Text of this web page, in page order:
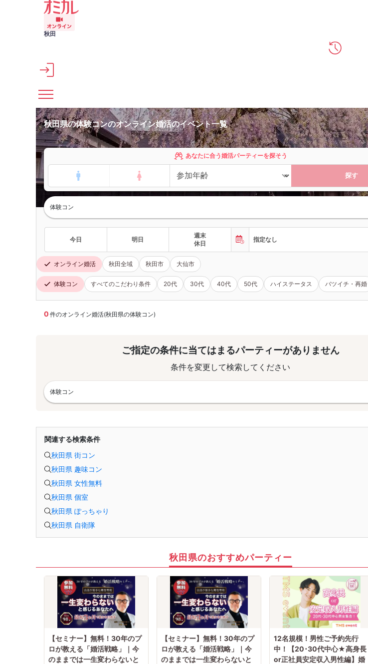
メインコンテンツへスキップ
秋田
秋田県の体験コンのオンライン婚活のイベント一覧
あなたに合う婚活パーティーを探そう
探す
体験コン
今日 明日
週末
休日
指定なし
オンライン婚活 秋田全域 秋田市 大仙市
体験コン すべてのこだわり条件 20代 30代 40代 50代 ハイステータス バツイチ・再婚
0 件のオンライン婚活(秋田県の体験コン)
ご指定の条件に当てはまるパーティーがありません
条件を変更して検索してください
体験コン
関連する検索条件
秋田県 街コン
秋田県 趣味コン
秋田県 女性無料
秋田県 個室
秋田県 ぽっちゃり
秋田県 自衛隊
秋田県のおすすめパーティー
【セミナー】無料！30年のプ
ロが教える「婚活戦略」｜今
のままでは一生変わらないと
【セミナー】無料！30年のプ
ロが教える「婚活戦略」｜今
のままでは一生変わらないと
12名規模！男性ご予約先行
中！【20･30代中心★高身長
or正社員安定収入男性編】婚